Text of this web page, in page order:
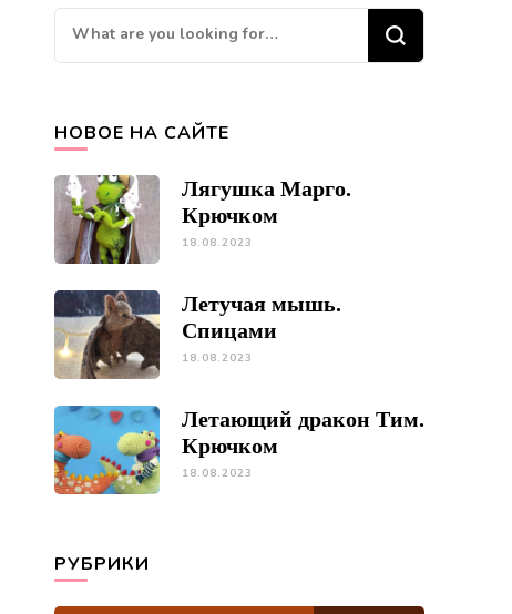
Looking
for
НОВОЕ НА САЙТЕ
Лягушка Марго.
Крючком
18.08.2023
Летучая мышь.
Спицами
18.08.2023
Летающий дракон Тим.
Крючком
18.08.2023
РУБРИКИ